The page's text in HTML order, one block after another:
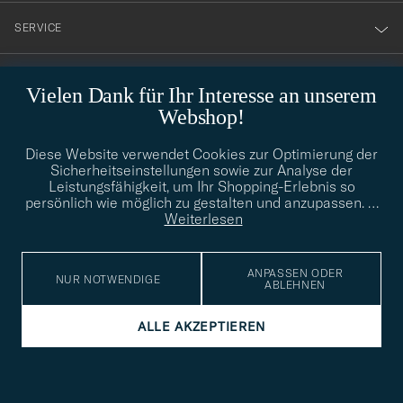
Vielen Dank für Ihr Interesse an unserem
Webshop!
Diese Website verwendet Cookies zur Optimierung der
Sicherheitseinstellungen sowie zur Analyse der
Leistungsfähigkeit, um Ihr Shopping-Erlebnis so
persönlich wie möglich zu gestalten und anzupassen. …
Weiterlesen
NUR NOTWENDIGE
ANPASSEN ODER
ABLEHNEN
ALLE AKZEPTIEREN
nyhetsbrev!
SERVICE
info@careofcarl.de
STILBERATUNG
Wenden Sie sich an uns, wir helfen Ihnen gerne weiter!
STILBERATUNG